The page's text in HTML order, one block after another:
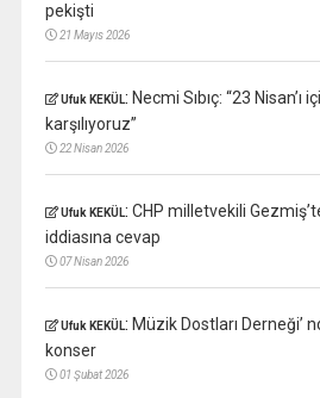
pekişti
21 Mayıs 2026
Ufuk KEKÜL: Necmi Sıbıç: “23 Nisan’ı
karşılıyoruz”
22 Nisan 2026
Ufuk KEKÜL: CHP milletvekili
iddiasına cevap
07 Nisan 2026
Ufuk KEKÜL: Müzik Dostları Derneği’
konser
01 Şubat 2026